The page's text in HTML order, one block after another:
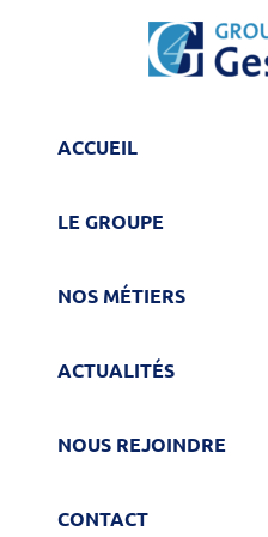
ACCUEIL
LE GROUPE
NOS MÉTIERS
ACTUALITÉS
NOUS REJOINDRE
CONTACT